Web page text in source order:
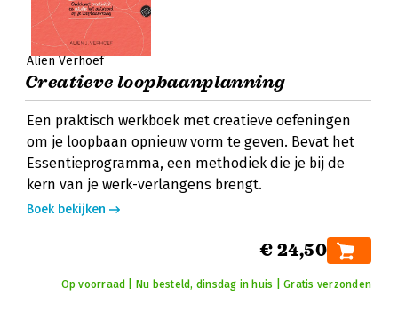
Alien Verhoef
Creatieve loopbaanplanning
Een praktisch werkboek met creatieve oefeningen
om je loopbaan opnieuw vorm te geven. Bevat het
Essentieprogramma, een methodiek die je bij de
kern van je werk-verlangens brengt.
Boek bekijken
€ 24,50
Op voorraad | Nu besteld, dinsdag in huis | Gratis verzonden